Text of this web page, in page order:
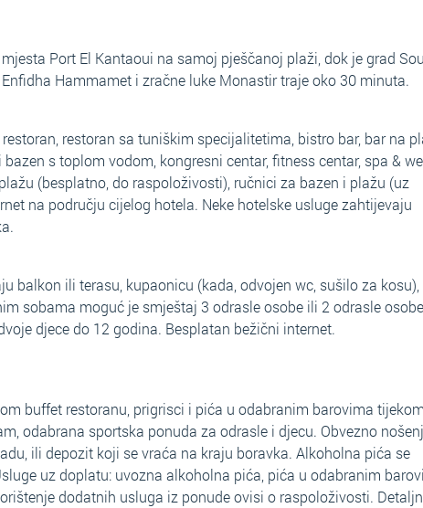
Port El Kantaoui na samoj pješčanoj plaži, dok je grad
Hammamet i zračne luke Monastir traje oko 30 minuta.
restoran sa tuniškim specijalitetima, bistro bar, bar na
s toplom vodom, kongresni centar, fitness centar, spa &
(besplatno, do raspoloživosti), ručnici za bazen i plažu (uz
na području cijelog hotela. Neke hotelske usluge zahtijevaju
balkon ili terasu, kupaonicu (kada, odvojen wc, sušilo za kosu),
sobama moguć je smještaj 3 odrasle osobe ili 2 odrasle
djece do 12 godina. Besplatan bežični internet.
buffet restoranu, prigrisci i pića u odabranim barovima
odabrana sportska ponuda za odrasle i djecu. Obvezno
ili depozit koji se vraća na kraju boravka. Alkoholna pića se
uz doplatu: uvozna alkoholna pića, pića u odabranim
dodatnih usluga iz ponude ovisi o raspoloživosti.